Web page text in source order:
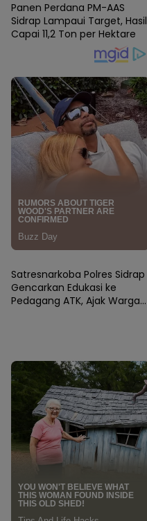
Panen Perdana PM-AAS
Sidrap Lampaui Target, Hasil
Capai 11,2 Ton per Hektare
Satresnarkoba Polres Sidrap
Gencarkan Edukasi ke
Pedagang ATK, Ajak Warga